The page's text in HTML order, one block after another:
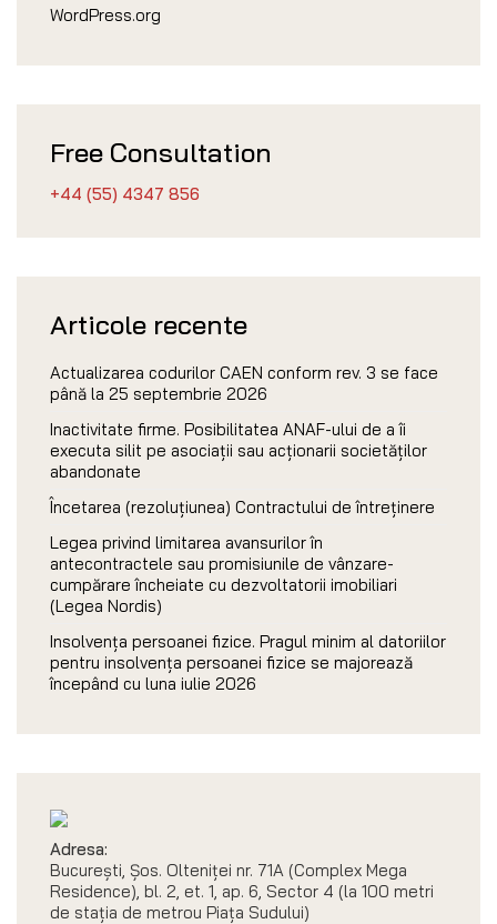
WordPress.org
Free Consultation
+44 (55) 4347 856
Articole recente
Actualizarea codurilor CAEN conform rev. 3 se face
până la 25 septembrie 2026
Inactivitate firme. Posibilitatea ANAF-ului de a îi
executa silit pe asociații sau acționarii societăților
abandonate
Încetarea (rezoluțiunea) Contractului de întreținere
Legea privind limitarea avansurilor în
antecontractele sau promisiunile de vânzare-
cumpărare încheiate cu dezvoltatorii imobiliari
(Legea Nordis)
Insolvența persoanei fizice. Pragul minim al datoriilor
pentru insolvența persoanei fizice se majorează
începând cu luna iulie 2026
Adresa:
București, Șos. Olteniței nr. 71A (Complex Mega
Residence), bl. 2, et. 1, ap. 6, Sector 4 (la 100 metri
de stația de metrou Piața Sudului)